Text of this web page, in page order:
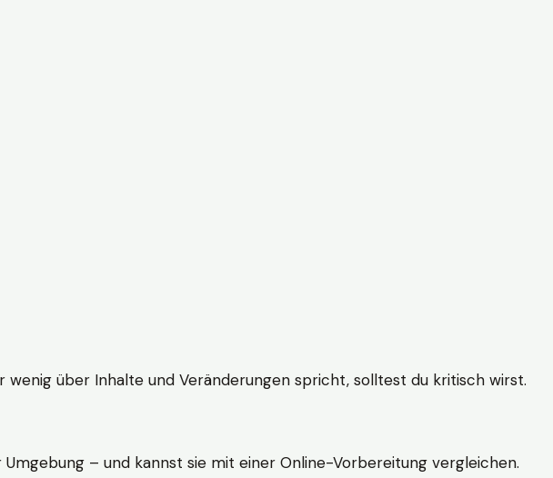
über Inhalte und Veränderungen spricht, solltest du kritisch wirst.
– und kannst sie mit einer Online-Vorbereitung vergleichen.